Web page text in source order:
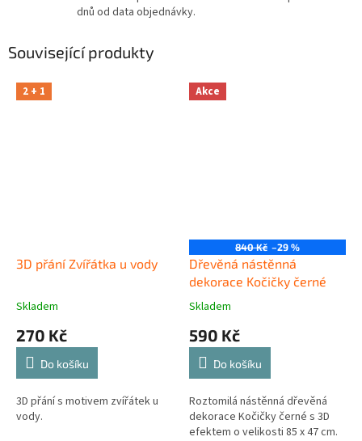
dnů od data objednávky.
Související produkty
2 + 1
3D přání Zvířátka u vody
Skladem
270 Kč
Do košíku
3D přání s motivem zvířátek u
vody.
Akce
840 Kč –29 %
Dřevěná nástěnná
dekorace Kočičky černé
Skladem
590 Kč
Do košíku
Roztomilá nástěnná dřevěná
dekorace Kočičky černé s 3D
efektem o velikosti 85 x 47 cm.